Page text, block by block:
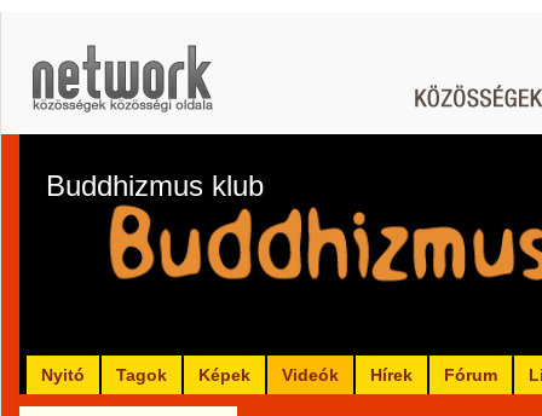
Buddhizmus klub
Nyitó Tagok Képek Videók Hírek Fórum